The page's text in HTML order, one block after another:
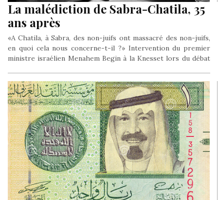
La malédiction de Sabra-Chatila, 35
ans après
«A Chatila, à Sabra, des non-juifs ont massacré des non-juifs,
en quoi cela nous concerne-t-il ?» Intervention du premier
ministre israélien Menahem Begin à la Knesset lors du débat